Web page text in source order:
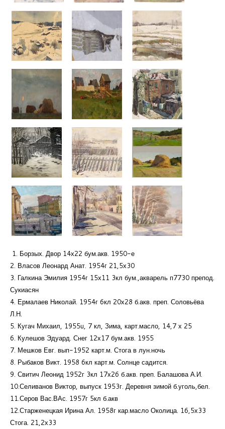
1. Борзых. Двор 14х22 бум.акв. 1950-е
2. Власов Леонард Анат. 1954г 21,5х30
3. Галкина Эмилия 1954г 15х11 3кл бум.,акварель п7730 препод.
Сукиасян
4. Ермалаев Николай. 1954г 6кл 20х28 б.акв. преп. Соловьёва
Л.Н.
5. Кугач Михаил, 1955u, 7 кл, Зима, карт.масло, 14,7 х 25
6. Кулешов Эдуард. Снег 12х17 бум.акв. 1955
7. Мешков Евг. вып-1952 карт.м. Стога в лун.ночь
8. Рыбаков Викт. 1958 6кл карт.м. Солнце садится.
9. Свитич Леонид 1952г 3кл 17х26 б.акв. преп. Балашова А.И.
10.Селиванов Виктор, выпуск 1953г. Деревня зимой б.уголь,бел.
11.Серов Вас.ВАс. 1957г 5кл б.акв
12.Старженецкая Ирина Ал. 1958г кар.масло Околица. 16,5х33
Стога. 21,2х33